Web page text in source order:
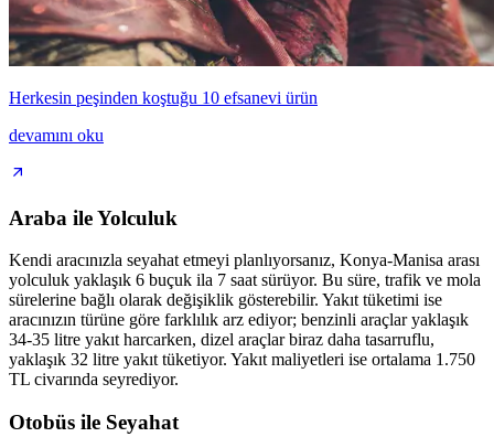
Herkesin peşinden koştuğu 10 efsanevi ürün
devamını oku
Araba ile Yolculuk
Kendi aracınızla seyahat etmeyi planlıyorsanız, Konya-Manisa arası
yolculuk yaklaşık 6 buçuk ila 7 saat sürüyor. Bu süre, trafik ve mola
sürelerine bağlı olarak değişiklik gösterebilir. Yakıt tüketimi ise
aracınızın türüne göre farklılık arz ediyor; benzinli araçlar yaklaşık
34-35 litre yakıt harcarken, dizel araçlar biraz daha tasarruflu,
yaklaşık 32 litre yakıt tüketiyor. Yakıt maliyetleri ise ortalama 1.750
TL civarında seyrediyor.
Otobüs ile Seyahat